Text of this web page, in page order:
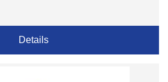
Details